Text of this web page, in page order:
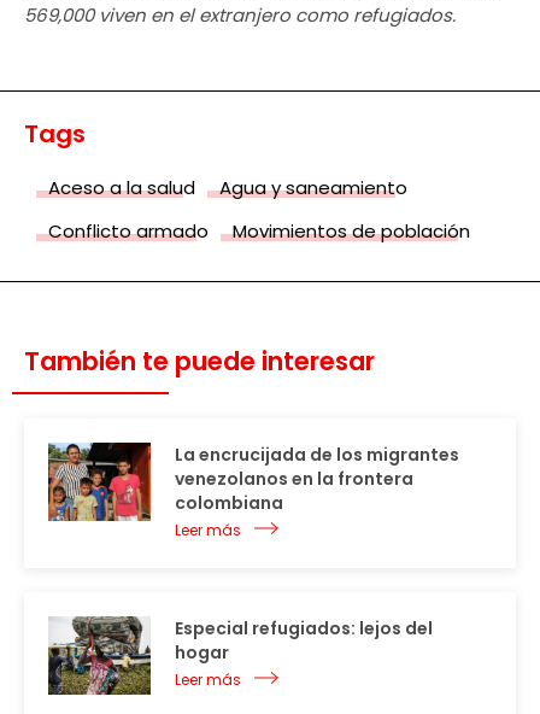
569,000 viven en el extranjero como refugiados.
Tags
Aceso a la salud
Agua y saneamiento
Conflicto armado
Movimientos de población
También te puede interesar
La encrucijada de los migrantes
venezolanos en la frontera
colombiana
Leer más
Especial refugiados: lejos del
hogar
Leer más